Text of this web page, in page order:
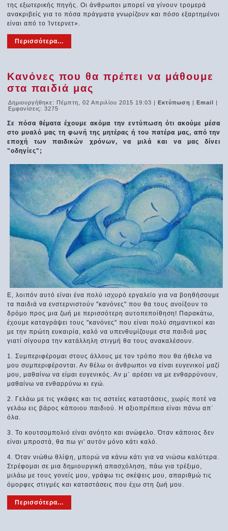
της εξωτερικής πηγής. Οι άνθρωποι μπορεί να γίνουν τρομερά
ανακριβείς για το πόσα πράγματα γνωρίζουν και πόσο εξαρτημένοι
είναι από το Ίντερνετ».
Περισσότερα...
Κανόνες που θα πρέπει να μάθουμε
στα παιδιά μας
Δημιουργήθηκε: Πέμπτη, 02 Απριλίου 2015 19:03 |Εκτύπωση |Email |
Εμφανίσεις: 3275
Σε πόσα θέματα έχουμε ακόμα την εντύπωση ότι ακούμε μέσα
στο μυαλό μας τη φωνή της μητέρας ή του πατέρα μας, από την
εποχή των παιδικών χρόνων, να μιλά και να μας δίνει
"οδηγίες";
Ε, λοιπόν αυτό είναι ένα πολύ ισχυρό εργαλείο για να βοηθήσουμε
τα παιδιά να ενστερνιστούν "κανόνες" που θα τους ανοίξουν το
δρόμο προς μια ζωή με περισσότερη αυτοπεποίθηση! Παρακάτω,
έχουμε καταγράψει τους "κανόνες" που είναι πολύ σημαντικοί και
με την πρώτη ευκαιρία, καλό να υπενθυμίζουμε στα παιδιά μας
γιατί σίγουρα την κατάλληλη στιγμή θα τους ανακαλέσουν.
1. Συμπεριφέρομαι στους άλλους με τον τρόπο που θα ήθελα να
μου συμπεριφέρονται. Αν θέλω οι άνθρωποι να είναι ευγενικοί μαζί
μου, μαθαίνω να είμαι ευγενικός. Αν μ΄ αρέσει να με ενθαρρύνουν,
μαθαίνω να ενθαρρύνω κι εγώ.
2. Γελάω με τις γκάφες και τις αστείες καταστάσεις, χωρίς ποτέ να
γελάω εις βάρος κάποιου παιδιού. Η αξιοπρέπεια είναι πάνω απ΄
όλα.
3. Το κουτσομπολιό είναι ανόητο και ανώφελο. Όταν κάποιος δεν
είναι μπροστά, θα πω γι' αυτόν μόνο κάτι καλό.
4. Όταν νιώθω θλίψη, μπορώ να κάνω κάτι για να νιώσω καλύτερα.
Στρέφομαι σε μια δημιουργική απασχόληση, πάω για τρέξιμο,
μιλάω με τους γονείς μου, γράφω τις σκέψεις μου, απαριθμώ τις
όμορφες στιγμές και καταστάσεις που έχω στη ζωή μου.
Περισσότερα...